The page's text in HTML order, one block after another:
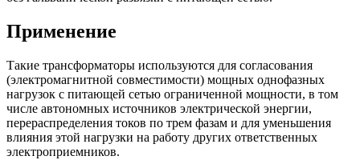
Применение
Такие трансформаторы используются для согласования
(электромагнитной совместимости) мощных однофазных
нагрузок с питающей сетью ограниченной мощности, в том
числе автономных источников электрической энергии,
перераспределения токов по трем фазам и для уменьшения
влияния этой нагрузки на работу других ответственных
электроприемников.